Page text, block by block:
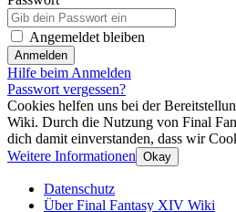
Angemeldet bleiben
Anmelden
Hilfe beim Anmelden
Passwort vergessen?
Cookies helfen uns bei der
Wiki. Durch die Nutzung von Final
dich damit einverstanden, dass wir
Weitere Informationen Okay
Datenschutz
Über Final Fantasy XIV Wiki